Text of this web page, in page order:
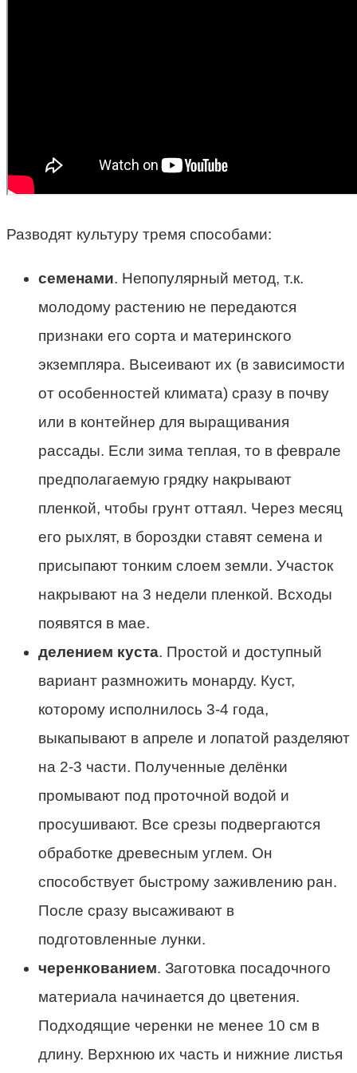
Разводят культуру тремя способами:
семенами. Непопулярный метод, т.к.
молодому растению не передаются
признаки его сорта и материнского
экземпляра. Высеивают их (в зависимости
от особенностей климата) сразу в почву
или в контейнер для выращивания
рассады. Если зима теплая, то в феврале
предполагаемую грядку накрывают
пленкой, чтобы грунт оттаял. Через месяц
его рыхлят, в бороздки ставят семена и
присыпают тонким слоем земли. Участок
накрывают на 3 недели пленкой. Всходы
появятся в мае.
делением куста. Простой и доступный
вариант размножить монарду. Куст,
которому исполнилось 3-4 года,
выкапывают в апреле и лопатой разделяют
на 2-3 части. Полученные делёнки
промывают под проточной водой и
просушивают. Все срезы подвергаются
обработке древесным углем. Он
способствует быстрому заживлению ран.
После сразу высаживают в
подготовленные лунки.
черенкованием. Заготовка посадочного
материала начинается до цветения.
Подходящие черенки не менее 10 см в
длину. Верхнюю их часть и нижние листья